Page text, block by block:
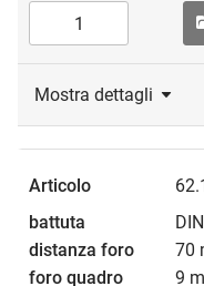
Mostra dettagli
70
9